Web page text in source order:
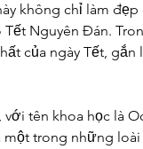
không chỉ làm đẹp
Nguyên Đán.
của ngày Tết, gắn
với tên khoa học là
trong những